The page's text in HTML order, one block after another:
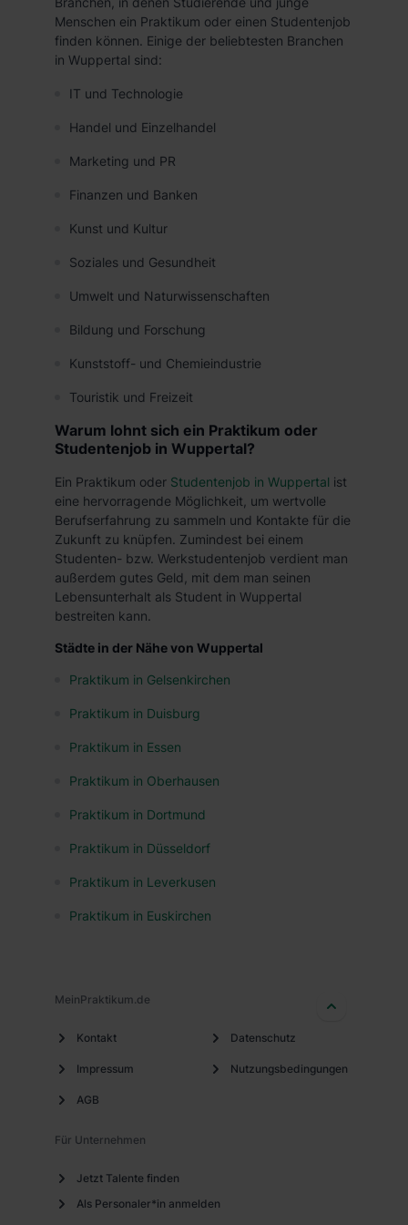
die USA (Art. 49 Abs. 1 S. 1 lit. a) DS-GVO). Die USA
verfügen über kein angemessenes Datenschutzniveau
(EuGH – Schrems II). Du kannst die von dir erteilte
dem Punkt „Datenschutz-Einstellungen“ widerrufen.
du durch Klick auf „Details zeigen“. Weitere
Informationen:Datenschutzerklärung
Menschen ein Praktikum oder einen Studentenjob
finden können. Einige der beliebtesten Branchen
in Wuppertal sind:
IT und Technologie
Handel und Einzelhandel
Marketing und PR
Finanzen und Banken
Kunst und Kultur
Soziales und Gesundheit
Umwelt und Naturwissenschaften
Bildung und Forschung
Kunststoff- und Chemieindustrie
Touristik und Freizeit
Warum lohnt sich ein Praktikum oder
Studentenjob in Wuppertal?
Ein Praktikum oder Studentenjob in Wuppertal ist
eine hervorragende Möglichkeit, um wertvolle
Berufserfahrung zu sammeln und Kontakte für die
Zukunft zu knüpfen. Zumindest bei einem
Studenten- bzw. Werkstudentenjob verdient man
außerdem gutes Geld, mit dem man seinen
Lebensunterhalt als Student in Wuppertal
bestreiten kann.
Städte in der Nähe von Wuppertal
Praktikum in Gelsenkirchen
Praktikum in Duisburg
Praktikum in Essen
Praktikum in Oberhausen
Praktikum in Dortmund
Praktikum in Düsseldorf
Praktikum in Leverkusen
Praktikum in Euskirchen
MeinPraktikum.de
Kontakt
Impressum
AGB
Datenschutz
Nutzungsbedingungen
Für Unternehmen
Jetzt Talente finden
Als Personaler*in anmelden